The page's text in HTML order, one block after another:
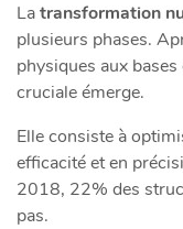
Latransformation
plusieurs phases.
physiques aux
cruciale émerge.
Elle consiste à
efficacité et en
2018, 22% des
pas.